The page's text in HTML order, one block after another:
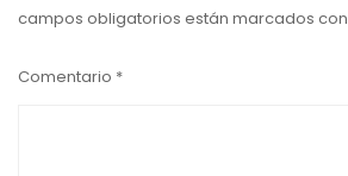
campos obligatorios están marcados con
Comentario *